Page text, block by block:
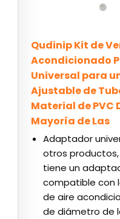
Qudinip Kit de
Acondicionado
Universal para
Ajustable de
Material de PVC
Mayoría de Las
Adaptador
otros
tiene un
compatible con
de aire
de diámetro de